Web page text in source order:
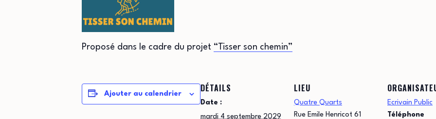
Proposé dans le cadre du projet “Tisser son chemin”
Ajouter au calendrier
DÉTAILS
Date :
mardi 4 septembre 2029
LIEU
Quatre Quarts
Rue Emile Henricot 61
Ecrivain Public
Téléphone